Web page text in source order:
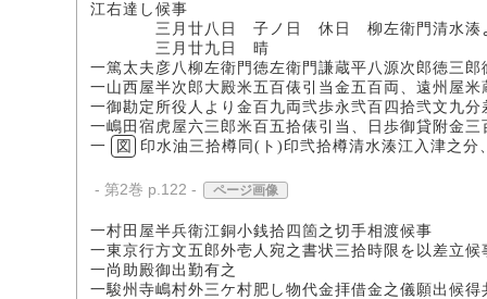
江右達し候事
三月廿八日 子ノ日 休日 柳左衛門清水湊
三月廿九日 晴
一篤太夫彦八柳左衛門徳左衛門謙蔵平八源次郎徳三郎
一山西屋半次郎大殿米五百俵引当金五百両、遠州屋
一御勘定所役人より金百九両弐歩永弐百四拾弐文九分
一嶋田宿虎屋六三郎米百五拾俵引当、日歩御貸附金
一
図 印水油三拾樽同(ト)印弐拾樽清水湊江入津之
- 第2巻 p.122 - ページ画像
一村田屋半兵衛江銅小銭拾四箇之切手相渡候事
一東京行方文五郎外壱人宛之書状三拾時限を以差立候
一尚助殿御出勤有之
一駿州寺嶋村外三ケ村肥し物代金拝借金之儀願出候